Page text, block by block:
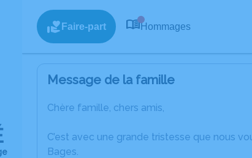
Faire-part Hommages
Message de la famille
Chère famille, chers amis,
C’est avec une grande tristesse que nous
Bages.